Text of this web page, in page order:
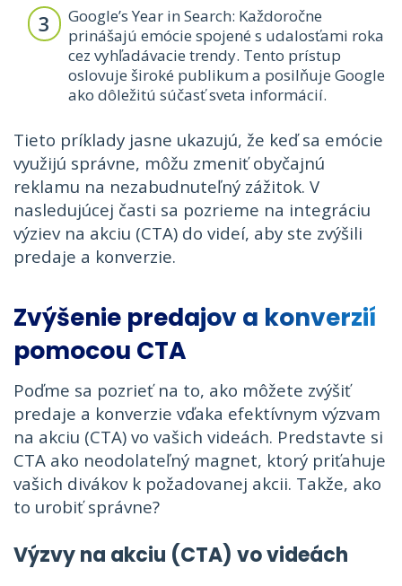
Google’s Year in Search: Každoročne
prinášajú emócie spojené s udalosťami roka
cez vyhľadávacie trendy. Tento prístup
oslovuje široké publikum a posilňuje Google
ako dôležitú súčasť sveta informácií.
Tieto príklady jasne ukazujú, že keď sa emócie
využijú správne, môžu zmeniť obyčajnú
reklamu na nezabudnuteľný zážitok. V
nasledujúcej časti sa pozrieme na integráciu
výziev na akciu (CTA) do videí, aby ste zvýšili
predaje a konverzie.
Zvýšenie predajov a konverzií
pomocou CTA
Poďme sa pozrieť na to, ako môžete zvýšiť
predaje a konverzie vďaka efektívnym výzvam
na akciu (CTA) vo vašich videách. Predstavte si
CTA ako neodolateľný magnet, ktorý priťahuje
vašich divákov k požadovanej akcii. Takže, ako
to urobiť správne?
Výzvy na akciu (CTA) vo videách